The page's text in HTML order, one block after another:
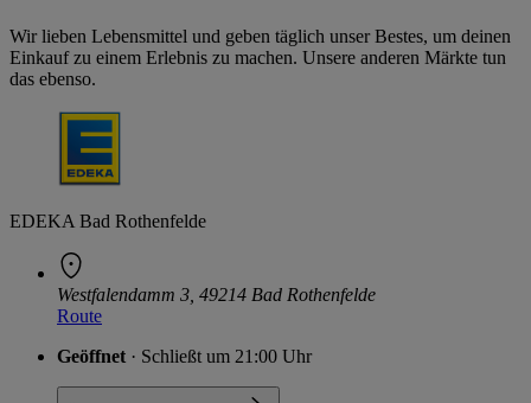
Wir lieben Lebensmittel und geben täglich unser Bestes, um deinen
Einkauf zu einem Erlebnis zu machen. Unsere anderen Märkte tun
das ebenso.
EDEKA Bad Rothenfelde
Westfalendamm 3, 49214 Bad Rothenfelde
Route
Geöffnet · Schließt um 21:00 Uhr